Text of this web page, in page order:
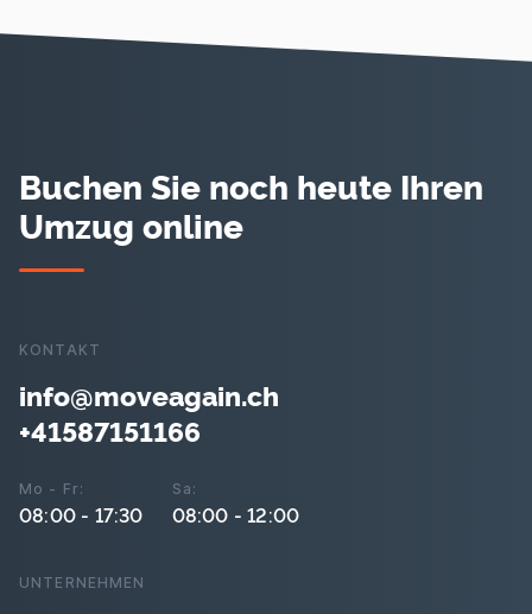
Buchen Sie noch heute Ihren
Umzug online
KONTAKT
info@moveagain.ch
+41587151166
Mo - Fr:
08:00 - 17:30
Sa:
08:00 - 12:00
UNTERNEHMEN